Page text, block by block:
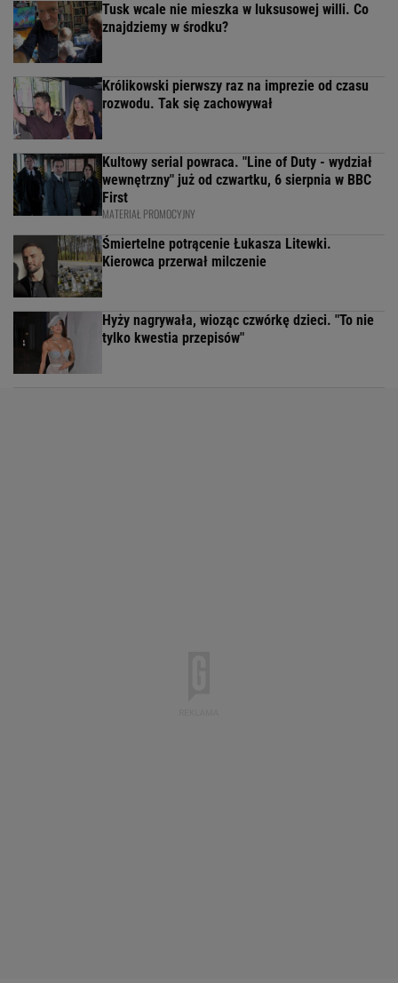
Tusk wcale nie mieszka w luksusowej willi. Co
znajdziemy w środku?
Królikowski pierwszy raz na imprezie od czasu
rozwodu. Tak się zachowywał
Kultowy serial powraca. "Line of Duty - wydział
wewnętrzny" już od czwartku, 6 sierpnia w BBC
First
MATERIAŁ PROMOCYJNY
Śmiertelne potrącenie Łukasza Litewki.
Kierowca przerwał milczenie
Hyży nagrywała, wioząc czwórkę dzieci. "To nie
tylko kwestia przepisów"